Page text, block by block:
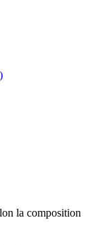
la composition